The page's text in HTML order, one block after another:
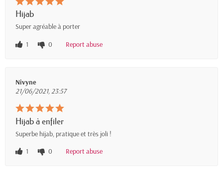
Hijab
Super agréable à porter
1
0 Report abuse
Nivyne
21/06/2021, 23:57
Hijab à enfiler
Superbe hijab, pratique et très joli !
1
0 Report abuse